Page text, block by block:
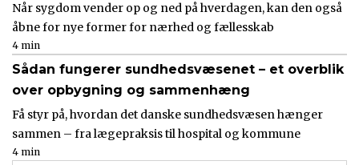
Når sygdom vender op og ned på hverdagen, kan den også
åbne for nye former for nærhed og fællesskab
4 min
Sådan fungerer sundhedsvæsenet – et overblik
over opbygning og sammenhæng
Få styr på, hvordan det danske sundhedsvæsen hænger
sammen – fra lægepraksis til hospital og kommune
4 min